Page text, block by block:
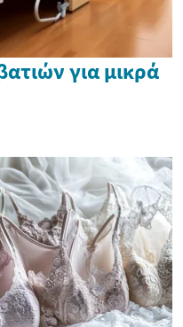
για μικρά